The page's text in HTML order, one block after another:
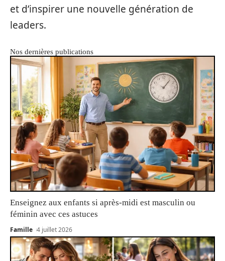
et d’inspirer une nouvelle génération de
leaders.
Nos dernières publications
Enseignez aux enfants si après-midi est masculin ou
féminin avec ces astuces
Famille 4 juillet 2026